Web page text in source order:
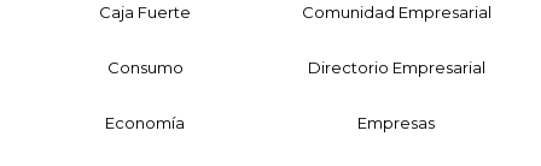
Caja Fuerte Comunidad Empresarial
Consumo Directorio Empresarial
Economía Empresas